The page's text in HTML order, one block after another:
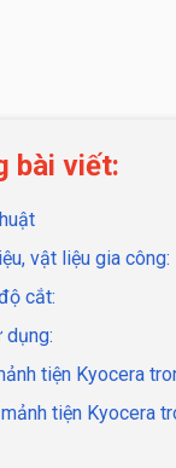
bài viết:
vật liệu gia công:
cắt:
dụng:
tiện Kyocera
tiện Kyocera